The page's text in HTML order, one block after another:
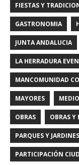
FIESTAS Y
GASTRONOMIA
JUNTA ANDALUCIA
LA HERRADURA
MANCOMUNIDAD
MAYORES
OBRAS OBRAS
PARQUES Y JARDINES
PARTICIPACIÓN